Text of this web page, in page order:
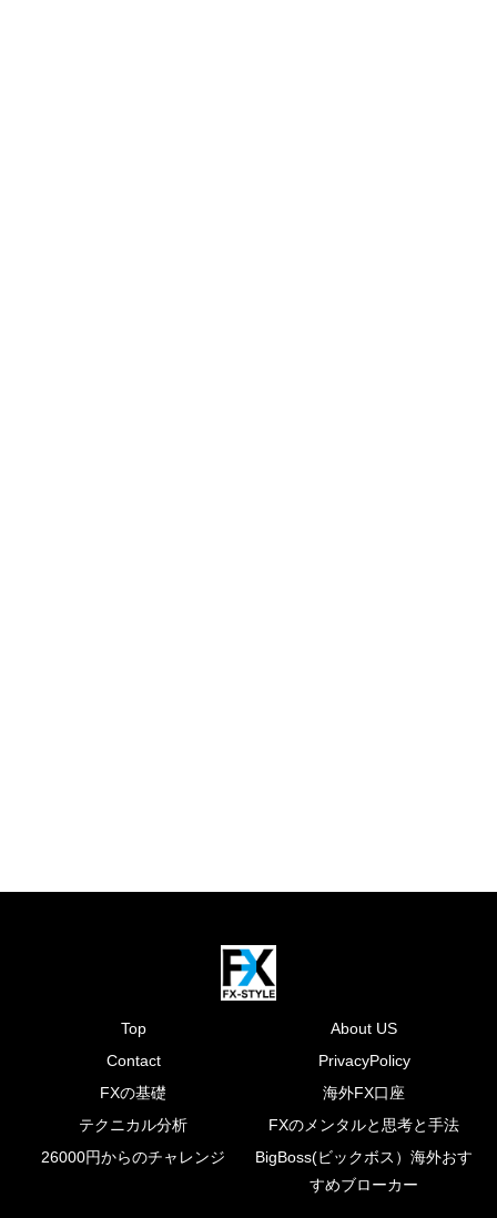
Top
About US
Contact
PrivacyPolicy
FXの基礎
海外FX口座
テクニカル分析
FXのメンタルと思考と手法
26000円からのチャレンジ
BigBoss(ビックボス）海外おす
すめブローカー